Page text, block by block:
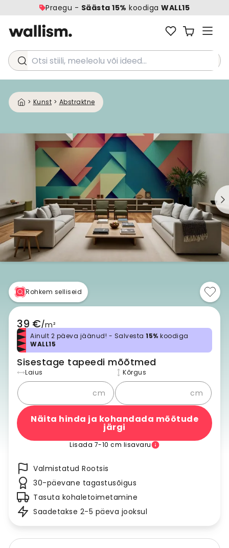
Praegu - Säästa 15% koodiga WALL15
Otsi stiili, meeleolu või ideed...
> Kunst > Abstraktne
Rohkem selliseid
39 €/m²
Ainult 2 päeva jäänud! - Salvesta 15% koodiga
WALL15
Sisestage tapeedi mõõtmed
Laius
cm
Kõrgus
cm
Näita hinda ja kohandada mõõtude
järgi
Lisada 7-10 cm lisavaru
Valmistatud Rootsis
30-päevane tagastusõigus
Tasuta kohaletoimetamine
Saadetakse 2-5 päeva jooksul